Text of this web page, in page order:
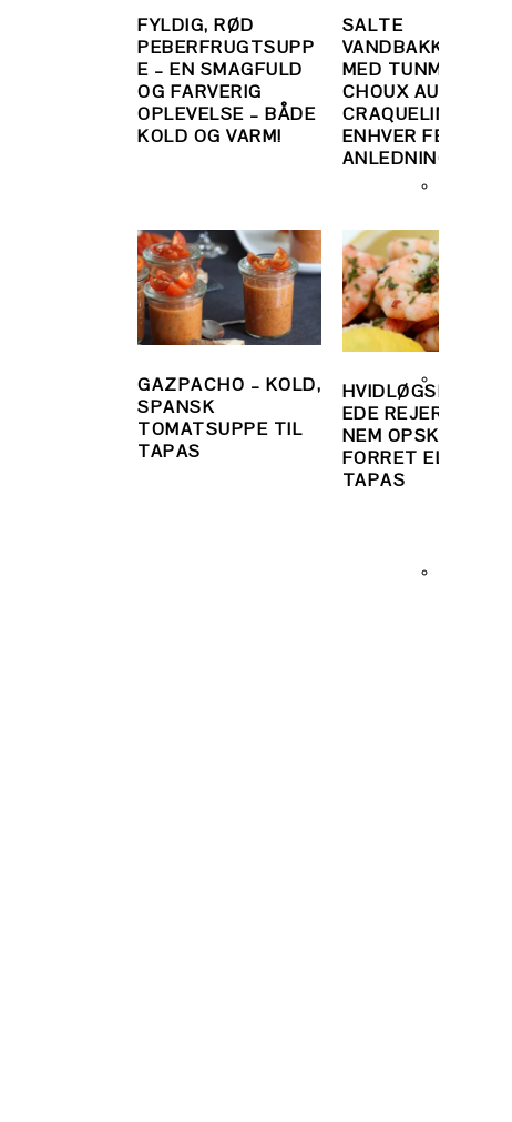
FYLDIG, RØD
PEBERFRUGTSUPP
E – EN SMAGFULD
OG FARVERIG
OPLEVELSE – BÅDE
KOLD OG VARM!
SALTE
VANDBAKKELSER
MED TUNMOUSSE –
CHOUX AU
CRAQUELIN TIL
ENHVER FESTLIG
ANLEDNING
GAZPACHO – KOLD,
SPANSK
TOMATSUPPE TIL
TAPAS
HVIDLØGSMARINER
EDE REJER – EN
NEM OPSKRIFT TIL
FORRET ELLER
TAPAS